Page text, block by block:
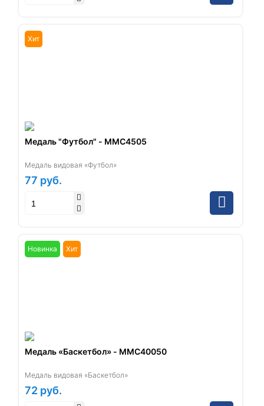
Хит
Медаль "Футбол" - ММС4505
Медаль видовая «Футбол»
77 руб.
Новинка Хит
Медаль «Баскетбол» - ММС40050
Медаль видовая «Баскетбол»
72 руб.